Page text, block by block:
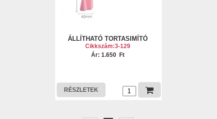
ÁLLÍTHATÓ TORTASIMÍTÓ
Cikkszám:3-129
Ár: 1.650 Ft
RÉSZLETEK